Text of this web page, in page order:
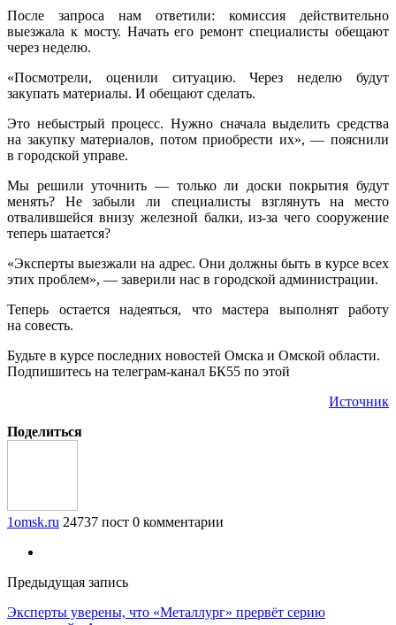
После запроса нам ответили: комиссия действительно
выезжала к мосту. Начать его ремонт специалисты обещают
через неделю.
«Посмотрели, оценили ситуацию. Через неделю будут
закупать материалы. И обещают сделать.
Это небыстрый процесс. Нужно сначала выделить средства
на закупку материалов, потом приобрести их», — пояснили
в городской управе.
Мы решили уточнить — только ли доски покрытия будут
менять? Не забыли ли специалисты взглянуть на место
отвалившейся внизу железной балки, из-за чего сооружение
теперь шатается?
«Эксперты выезжали на адрес. Они должны быть в курсе всех
этих проблем», — заверили нас в городской администрации.
Теперь остается надеяться, что мастера выполнят работу
на совесть.
Будьте в курсе последних новостей Омска и Омской области.
Подпишитесь на телеграм-канал БК55 по этой
Источник
Поделиться
1omsk.ru 24737 пост 0 комментарии
Предыдущая запись
Эксперты уверены, что «Металлург» прервёт серию